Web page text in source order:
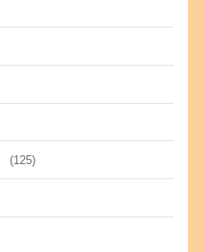
(125)